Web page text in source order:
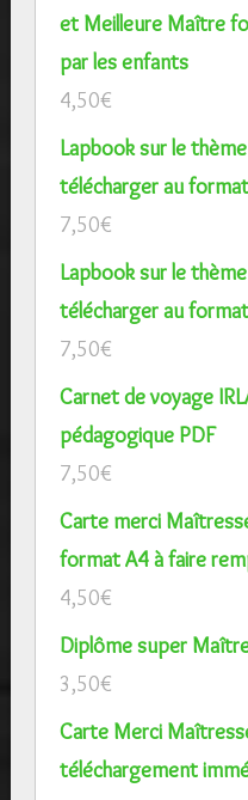
et Meilleure Maître
par les enfants
4,50€
Lapbook sur le thème
télécharger au
7,50€
Lapbook sur le
télécharger au
7,50€
Carnet de voyage
pédagogique PDF
7,50€
Carte merci
format A4 à faire
4,50€
Diplôme super
3,50€
Carte Merci
téléchargement